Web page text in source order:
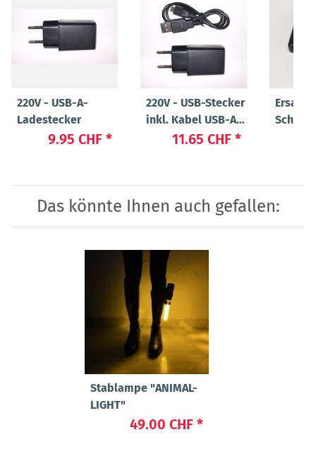
220V - USB-A-
Ladestecker
9.95 CHF *
220V - USB-Stecker
inkl. Kabel USB-A
auf USB Micro
11.65 CHF *
Ersatz-
Das könnte Ihnen auch gefallen:
Stablampe "ANIMAL-
LIGHT"
49.00 CHF *